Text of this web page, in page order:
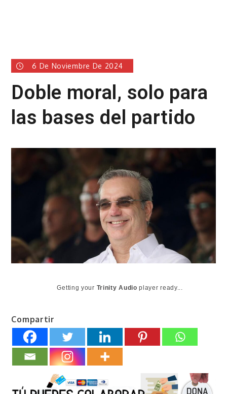
6 De Noviembre De 2024
Doble moral, solo para
las bases del partido
Getting your Trinity Audio player ready...
Compartir